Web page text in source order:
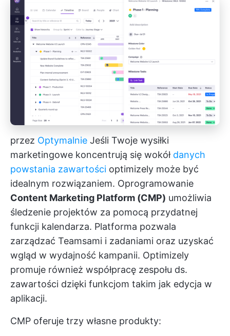
przez Optymalnie Jeśli Twoje wysiłki
marketingowe koncentrują się wokół danych
powstania zawartości optimizely może być
idealnym rozwiązaniem. Oprogramowanie
Content Marketing Platform (CMP) umożliwia
śledzenie projektów za pomocą przydatnej
funkcji kalendarza. Platforma pozwala
zarządzać Teamsami i zadaniami oraz uzyskać
wgląd w wydajność kampanii. Optimizely
promuje również współpracę zespołu ds.
zawartości dzięki funkcjom takim jak edycja w
aplikacji.
CMP oferuje trzy własne produkty: